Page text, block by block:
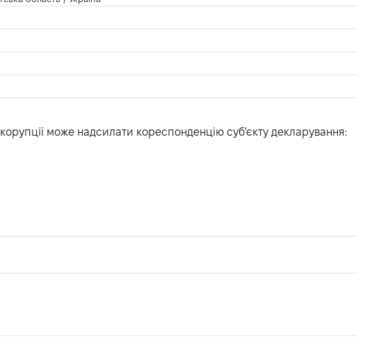
може надсилати кореспонденцію суб'єкту декларування: